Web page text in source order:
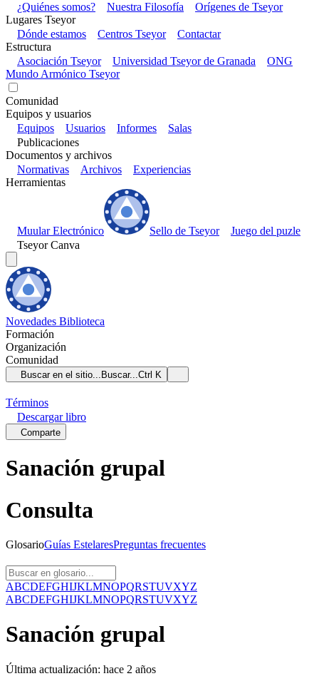
¿Quiénes somos?
Nuestra Filosofía
Orígenes de Tseyor
Lugares Tseyor
Dónde estamos
Centros Tseyor
Contactar
Estructura
Asociación Tseyor
Universidad Tseyor de Granada
ONG
Mundo Armónico Tseyor
Comunidad
Equipos y usuarios
Equipos
Usuarios Informes
Salas
Publicaciones
Documentos y archivos
Normativas
Archivos
Experiencias
Herramientas
Muular Electrónico Sello de Tseyor
Juego del puzle
Tseyor Canva
Novedades Biblioteca
Formación
Organización
Comunidad
Buscar en el sitio... Buscar...Ctrl K
Términos
Descargarlibro
Comparte
Sanación grupal
Consulta
GlosarioGuías EstelaresPreguntas frecuentes
ABCDEFGHIJKLMNOPQRSTUVXYZ
ABCDEFGHIJKLMNOPQRSTUVXYZ
Sanación grupal
Última actualización: hace 2 años